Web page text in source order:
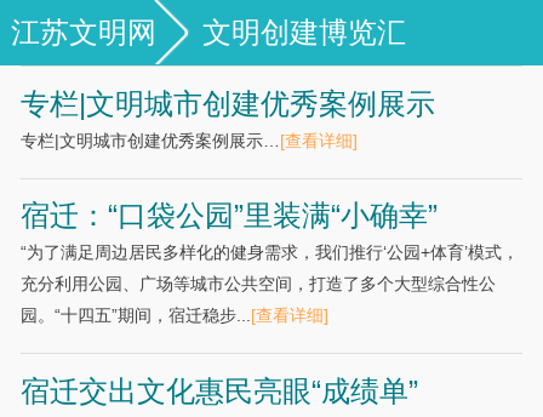
江苏文明网 文明创建博览汇
专栏|文明城市创建优秀案例展示
专栏|文明城市创建优秀案例展示… [查看详细]
宿迁：“口袋公园”里装满“小确幸”
“为了满足周边居民多样化的健身需求，我们推行‘公园+体育’模式，
充分利用公园、广场等城市公共空间，打造了多个大型综合性公
园。“十四五”期间，宿迁稳步...[查看详细]
宿迁交出文化惠民亮眼“成绩单”